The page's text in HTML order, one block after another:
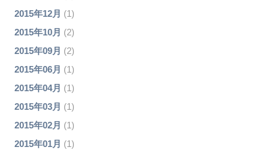
2015年12月 (1)
2015年10月 (2)
2015年09月 (2)
2015年06月 (1)
2015年04月 (1)
2015年03月 (1)
2015年02月 (1)
2015年01月 (1)